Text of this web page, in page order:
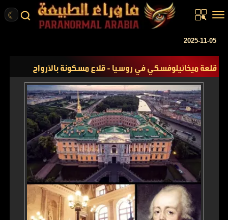
☾
الرئيسية
قصص واقعية
تحقيقات
ركن الخيال
عن الموقع
ENGLISH
2025-11-05
قلعة ميخائيلوفسكي في روسيا - قلاع مسكونة بالأرواح